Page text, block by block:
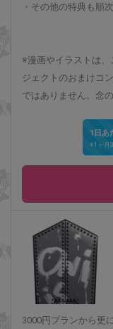
・その他の特典も順
※漫画やイラストは、
ジェクトのおまけコ
ではありません。念の
1日あ
※1ヶ月
3000円プランから更